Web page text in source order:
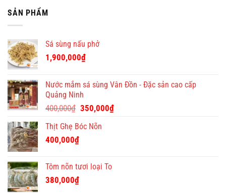
Tết
Việt
chỉ
nghĩa
độc
đáo
SẢN PHẨM
Sá sùng nấu phở
1,900,000₫
Nước mắm sá sùng Vân Đồn - Đặc sản cao cấp
Quảng Ninh
400,000₫ Giá
là:
350,000₫Giá
Thịt Ghẹ Bóc Nõn
400,000₫
Tôm nõn tươi loại To
380,000₫